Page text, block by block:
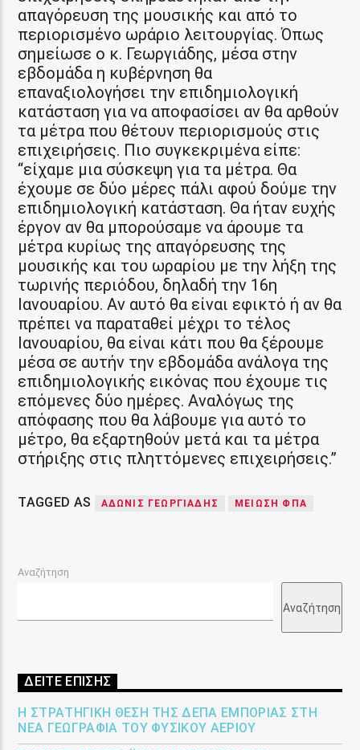
απαγόρευση της μουσικής και από το
περιορισμένο ωράριο λειτουργίας. Όπως
σημείωσε ο κ. Γεωργιάδης, μέσα στην
εβδομάδα η κυβέρνηση θα
επαναξιολογήσει την επιδημιολογική
κατάσταση για να αποφασίσει αν θα αρθούν
τα μέτρα που θέτουν περιορισμούς στις
επιχειρήσεις. Πιο συγκεκριμένα είπε:
“είχαμε μια σύσκεψη για τα μέτρα. Θα
έχουμε σε δύο μέρες πάλι αφού δούμε την
επιδημιολογική κατάσταση. Θα ήταν ευχής
έργον αν θα μπορούσαμε να άρουμε τα
μέτρα κυρίως της απαγόρευσης της
μουσικής και του ωραρίου με την λήξη της
τωρινής περιόδου, δηλαδή την 16η
Ιανουαρίου. Αν αυτό θα είναι εφικτό ή αν θα
πρέπει να παραταθεί μέχρι το τέλος
Ιανουαρίου, θα είναι κάτι που θα ξέρουμε
μέσα σε αυτήν την εβδομάδα ανάλογα της
επιδημιολογικής εικόνας που έχουμε τις
επόμενες δύο ημέρες. Αναλόγως της
απόφασης που θα λάβουμε για αυτό το
μέτρο, θα εξαρτηθούν μετά και τα μέτρα
στήριξης στις πληττόμενες επιχειρήσεις.”
TAGGED AS ΆΔΩΝΙΣ ΓΕΩΡΓΙΆΔΗΣ ΜΕΊΩΣΗ ΦΠΑ
Αναζήτηση
Αναζήτηση
ΔΕΙΤΕ ΕΠΙΣΗΣ
Η ΣΤΡΑΤΗΓΙΚΉ ΘΈΣΗ ΤΗΣ ΔΕΠΑ ΕΜΠΟΡΊΑΣ ΣΤΗ
ΝΈΑ ΓΕΩΓΡΑΦΊΑ ΤΟΥ ΦΥΣΙΚΟΎ ΑΕΡΊΟΥ